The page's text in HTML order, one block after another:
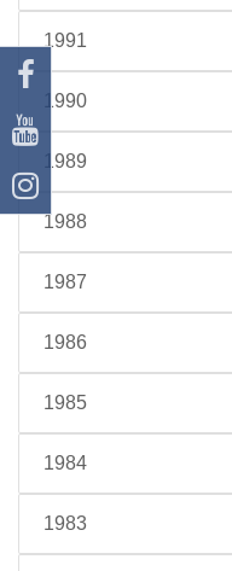
1991
1990
1989
1988
1987
1986
1985
1984
1983